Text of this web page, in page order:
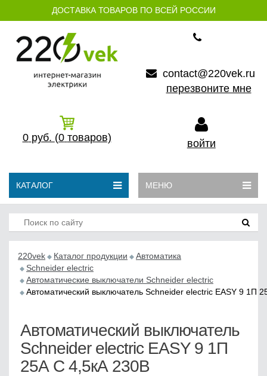
ДОСТАВКА ТОВАРОВ ПО ВСЕЙ РОССИИ
contact@220vek.ru
перезвоните мне
0 руб. (0 товаров) войти
КАТАЛОГ МЕНЮ
220vek Каталог продукции
Автоматика
Schneider electric
Автоматические выключатели Schneider electric
Автоматический выключатель Schneider electric EASY 9 1П
Автоматический выключатель
Schneider electric EASY 9 1П
25А С 4,5кА 230В